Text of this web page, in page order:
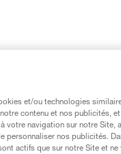
élongation.
et/ou technologies
contenu et nos publicités,
votre navigation sur notre Site,
personnaliser nos publicités.
actifs que sur notre Site et ne